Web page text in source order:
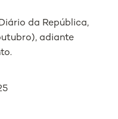
da República,
adiante